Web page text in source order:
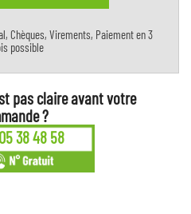
Chèques, Virements, Paiement en 3
possible
pas claire avant votre
?
38 48 58